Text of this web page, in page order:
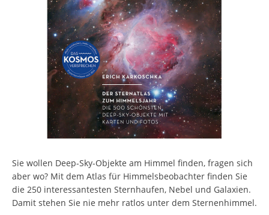
Sie wollen Deep-Sky-Objekte am Himmel finden, fragen sich
aber wo? Mit dem Atlas für Himmelsbeobachter finden Sie
die 250 interessantesten Sternhaufen, Nebel und Galaxien.
Damit stehen Sie nie mehr ratlos unter dem Sternenhimmel.